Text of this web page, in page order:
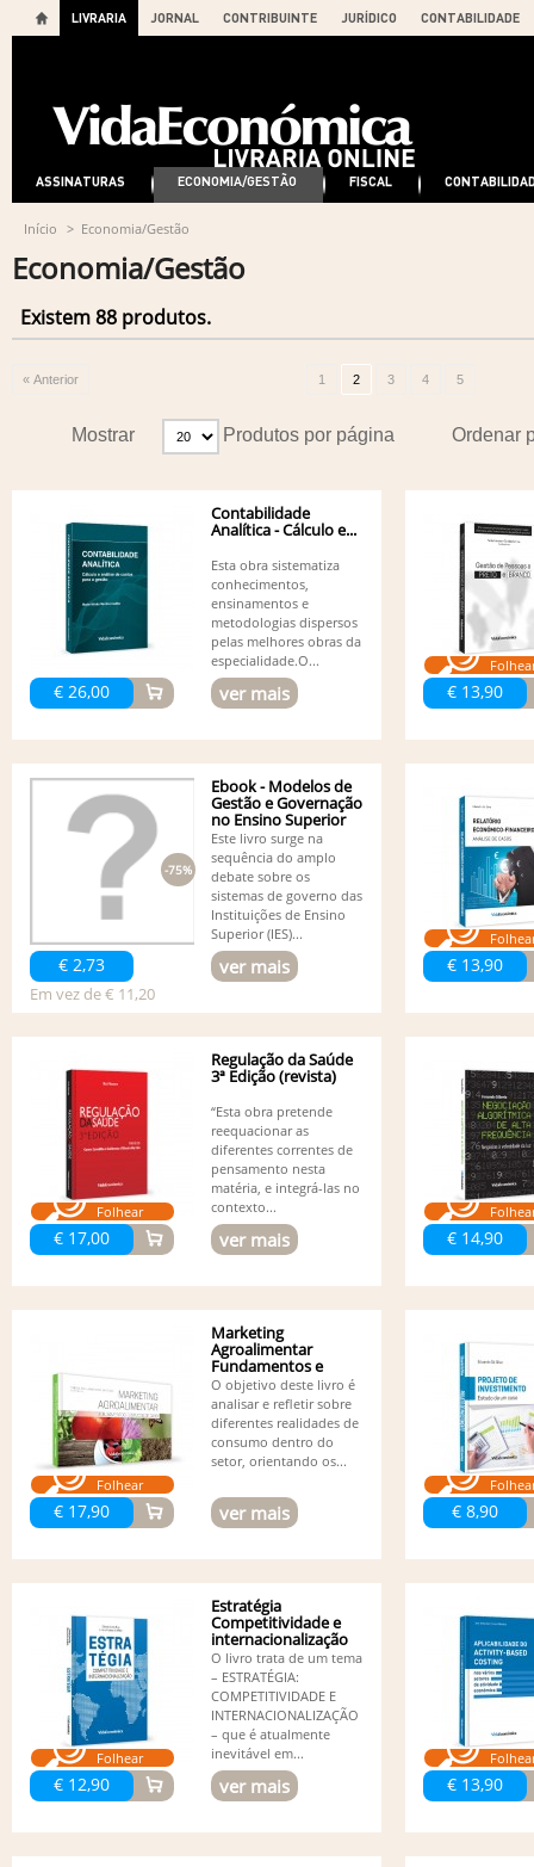
LIVRARIA JORNAL CONTRIBUINTE JURÍDICO CONTABILIDADE
ASSINATURAS ECONOMIA/GESTÃO FISCAL
Início > Economia/Gestão
Economia/Gestão
Existem 88 produtos.
« Anterior 1 2 3 4 5
Ordenar
Mostrar Produtos por página
€ 26,00
Contabilidade
Analítica - Cálculo e...
Esta obra sistematiza
conhecimentos,
ensinamentos e
metodologias dispersos
pelas melhores obras da
especialidade.O...
ver mais € 13,90
€ 2,73
Em vez de € 11,20
-75%
Ebook - Modelos de
Gestão e Governação
no Ensino Superior
Este livro surge na
sequência do amplo
debate sobre os
sistemas de governo das
Instituições de Ensino
Superior (IES)...
ver mais € 13,90
Folhear
€ 17,00
Regulação da Saúde
3ª Edição (revista)
“Esta obra pretende
reequa­cionar as
diferentes correntes de
pensamento nesta
matéria, e integrá-las no
contexto...
ver mais € 14,90
Folhear
€ 17,90
Marketing
Agroalimentar
Fundamentos e
Estudos de Caso
O objetivo deste livro é
analisar e refletir sobre
diferentes realidades de
consumo dentro do
setor, orientando os...
ver mais € 8,90
Folhear
€ 12,90
Estratégia
Competitividade e
internacionalização
O livro trata de um tema
– ESTRATÉGIA:
COMPETITIVIDADE E
INTERNACIONALIZAÇÃO
– que é atualmente
inevitável em...
ver mais € 13,90